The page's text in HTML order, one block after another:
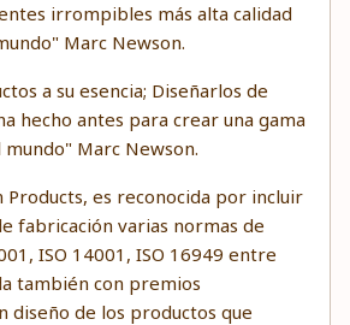
irrompibles más alta calidad
Marc Newson.
a su esencia; Diseñarlos de
hecho antes para crear una gama
mundo" Marc Newson.
Products, es reconocida por incluir
fabricación varias normas de
ISO 14001, ISO 16949 entre
también con premios
diseño de los productos que